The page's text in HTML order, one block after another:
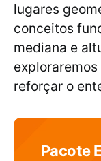
lugares
conceitos
mediana e
reforçar o
Pacote